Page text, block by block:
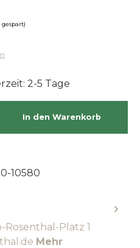
gespart)
2-5 Tage
In den Warenkorb
10580
Rosenthal-Platz 1
Mehr